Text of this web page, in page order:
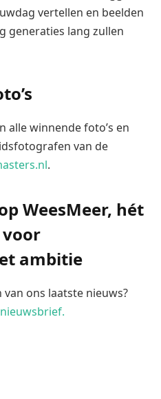
vertellen en beelden
generaties lang zullen
alle winnende foto’s en
van de
.
WeesMeer, hét
ambitie
ons laatste nieuws?